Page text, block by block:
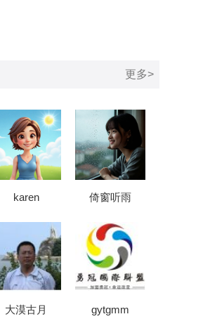
更多>
karen 倚窗听雨
大漠古月 gytgmm